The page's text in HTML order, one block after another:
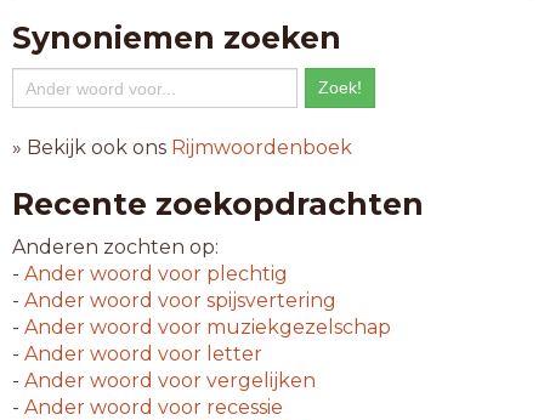
Synoniemen zoeken
» Bekijk ook ons Rijmwoordenboek
Recente zoekopdrachten
Anderen zochten op:
- Ander woord voor plechtig
- Ander woord voor spijsvertering
- Ander woord voor muziekgezelschap
- Ander woord voor letter
- Ander woord voor vergelijken
- Ander woord voor recessie